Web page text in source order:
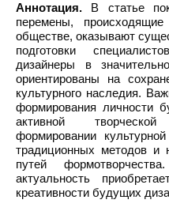
Аннотация. В статье
перемены,
обществе, оказывают
подготовки
дизайнеры в
ориентированы на
культурного наследия.
формирования личности
активной
формировании
традиционных методов и
путей
актуальность
креативности будущих